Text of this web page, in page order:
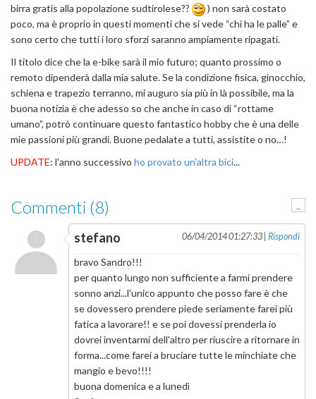
birra gratis alla popolazione sudtirolese??
) non sarà costato
poco, ma è proprio in questi momenti che si vede “chi ha le palle” e
sono certo che tutti i loro sforzi saranno ampiamente ripagati.
Il titolo dice che la e-bike sarà il mio futuro; quanto prossimo o
remoto dipenderà dalla mia salute. Se la condizione fisica, ginocchio,
schiena e trapezio terranno, mi auguro sia più in là possibile, ma la
buona notizia è che adesso so che anche in caso di “rottame
umano”, potrò continuare questo fantastico hobby che è una delle
mie passioni più grandi. Buone pedalate a tutti, assistite o no…!
UPDATE: l'anno successivo ho provato un'altra bici...
Commenti (8) -
stefano 06/04/2014 01:27:33 | Rispondi
bravo Sandro!!!
per quanto lungo non sufficiente a farmi prendere
sonno anzi...l'unico appunto che posso fare è che
se dovessero prendere piede seriamente farei più
fatica a lavorare!! e se poi dovessi prenderla io
dovrei inventarmi dell'altro per riuscire a ritornare in
forma...come farei a bruciare tutte le minchiate che
mangio e bevo!!!!
buona domenica e a lunedì